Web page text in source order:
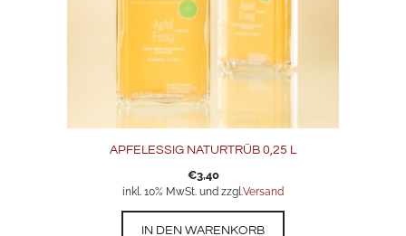
APFELESSIG NATURTRÜB 0,25 L
€3,40
inkl. 10% MwSt. und zzgl.Versand
IN DEN WARENKORB